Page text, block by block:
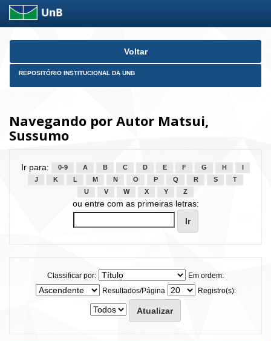
Skip
Voltar
REPOSITÓRIO INSTITUCIONAL DA UNB
Navegando por Autor Matsui,
Sussumo
Ir para: 0-9 A B C D E F G H
J
K L M N O P Q R S
T
U
V W X Y Z
ou entre com as primeiras letras:
Classificar por:
Em ordem:
Resultados/Página
Registro(s):